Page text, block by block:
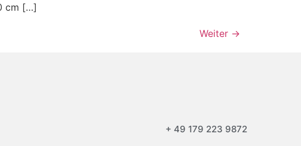
cm […]
Weiter →
+ 49 179 223 9872